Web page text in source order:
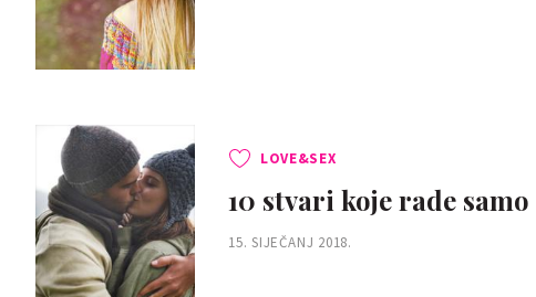
LOVE&SEX
10 stvari koje rade
15. SIJEČANJ 2018.